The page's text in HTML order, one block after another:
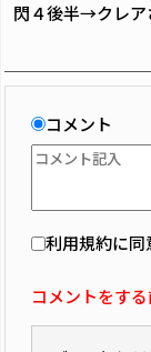
閃４後半→クレア
コメント
利用規約に同
コメントをす